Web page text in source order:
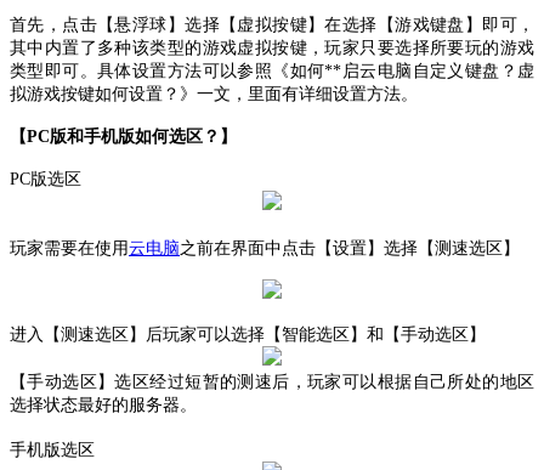
首先，点击【悬浮球】选择【虚拟按键】在选择【游戏键盘】即可，
其中内置了多种该类型的游戏虚拟按键，玩家只要选择所要玩的游戏
类型即可。具体设置方法可以参照 《如何**启云电脑自定义键盘？虚
拟游戏按键如何设置？》 一文，里面有详细设置方法。
【PC版和手机版如何选区？】
PC版选区
玩家需要在使用云电脑之前在界面中点击【设置】选择【测速选区】
进入【测速选区】后玩家可以选择【智能选区】和【手动选区】
【手动选区】选区经过短暂的测速后，玩家可以根据自己所处的地区
选择状态最好的服务器。
手机版选区